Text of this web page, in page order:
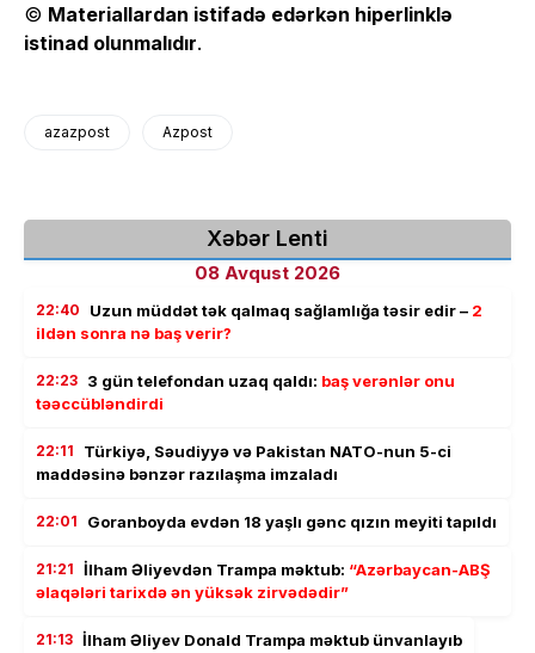
© Materiallardan istifadə edərkən hiperlinklə
istinad olunmalıdır.
azazpost Azpost
Xəbər Lenti
08 Avqust 2026
22:40 Uzun müddət tək qalmaq sağlamlığa təsir edir – 2
ildən sonra nə baş verir?
22:23 3 gün telefondan uzaq qaldı: baş verənlər onu
təəccübləndirdi
22:11
Türkiyə, Səudiyyə və Pakistan NATO-nun 5-ci
maddəsinə bənzər razılaşma imzaladı
22:01 Goranboyda evdən 18 yaşlı gənc qızın meyiti tapıldı
21:21 İlham Əliyevdən Trampa məktub: “Azərbaycan-ABŞ
əlaqələri tarixdə ən yüksək zirvədədir”
21:13 İlham Əliyev Donald Trampa məktub ünvanlayıb